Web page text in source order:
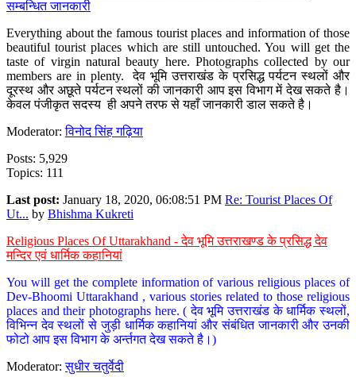
सम्बन्धित जानकारी
Everything about the famous tourist places and information of those
beautiful tourist places which are still untouched. You will get the
taste of virgin natural beauty here. Photographs collected by our
members are in plenty. देव भूमि उत्तराखंड के प्रसिद्ध पर्यटन स्थलों और
दूरस्थ और अछूते पर्यटन स्थलों की जानकारी आप इस विभाग में देख सकते है।
केवल पंजीकृत सदस्य ही अपने तरफ से यहाँ जानकारी डाल सकते है।
Moderator:विनोद सिंह गढ़िया
Posts: 5,929
Topics: 111
Last post: January 18, 2020, 06:08:51 PM Re: Tourist Places Of
Ut... by Bhishma Kukreti
Religious Places Of Uttarakhand - देव भूमि उत्तराखण्ड के प्रसिद्ध देव
मन्दिर एवं धार्मिक कहानियां
You will get the complete information of various religious places of
Dev-Bhoomi Uttarakhand , various stories related to those religious
places and their photographs here. ( देव भूमि उत्तराखंड के धार्मिक स्थलों,
विभिन्न देव स्थलों से जुड़ी धार्मिक कहानियां और संबंधित जानकारी और उनकी
फोटो आप इस विभाग के अर्न्तगत देख सकते है।)
Moderator:सुधीर चतुर्वेदी